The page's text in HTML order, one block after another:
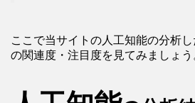
ここで当サイトの人工知能の分析
の関連度・注目度を見てみましょう